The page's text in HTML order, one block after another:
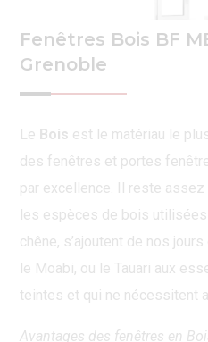
Fenêtres Bois BF
Grenoble
Le Bois est le matériau le
des fenêtres et portes
par excellence. Il reste
les espèces de bois
chêne, s’ajoutent de nos
le Moabi, ou le Tauari aux
teintes et qui ne nécessitent
Avantages des fenêtres en